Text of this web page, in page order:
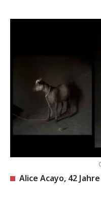
Alice Acayo, 42